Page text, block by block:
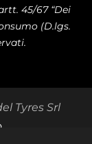
45/67 “Dei
(D.lgs.
Tyres Srl